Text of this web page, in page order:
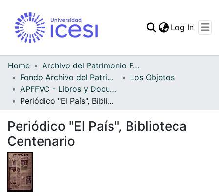
Statistics
Log In
Home
Archivo del Patrimonio Fotográfico y Fílmico del Valle del Cauca
Fondo Archivo del Patrimonio Fotográfico y Fílmico del Valle del Cauca
Los Objetos
APFFVC - Libros y Documentos - Patrimonial
Periódico "El País", Biblioteca Centenario
Periódico "El País", Biblioteca
Centenario